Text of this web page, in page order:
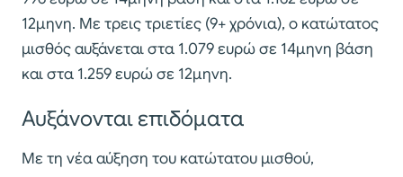
12μηνη. Με τρεις τριετίες (9+ χρόνια), ο κατώτατος
μισθός αυξάνεται στα 1.079 ευρώ σε 14μηνη βάση
και στα 1.259 ευρώ σε 12μηνη.
Αυξάνονται επιδόματα
Με τη νέα αύξηση του κατώτατου μισθού,